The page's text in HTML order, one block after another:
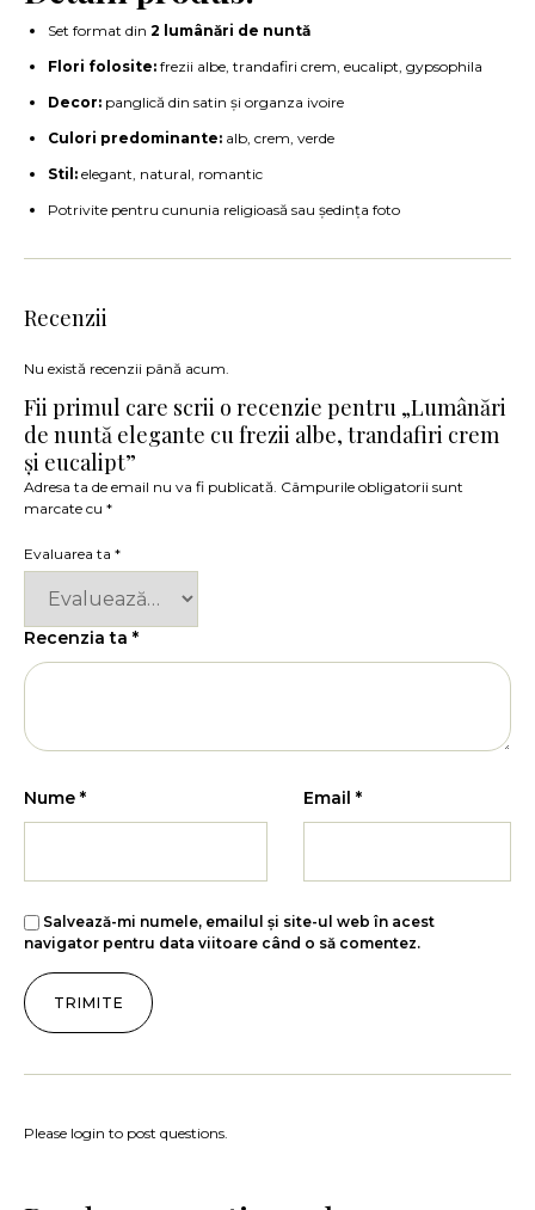
Set format din2 lumânări de nuntă
Flori folosite: frezii albe, trandafiri crem, eucalipt, gypsophila
Decor: panglică din satin și organza ivoire
Culori predominante: alb, crem, verde
Stil: elegant, natural, romantic
Potrivite pentru cununia religioasă sau ședința foto
Recenzii
Nu există recenzii până acum.
Fii primul care scrii o recenzie pentru „Lumânări
de nuntă elegante cu frezii albe, trandafiri crem
și eucalipt”
Adresa ta de email nu va fi publicată. Câmpurile obligatorii sunt
marcate cu *
Evaluarea ta *
Recenzia ta *
Nume * Email *
Salvează-mi numele, emailul și site-ul web în acest
navigator pentru data viitoare când o să comentez.
Please login to post questions.